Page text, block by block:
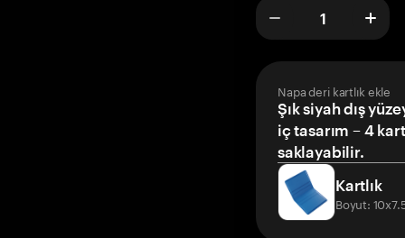
Napa deri kartlık ekle
Şık siyah dış
iç tasarım – 4
saklayabilir.
Kartlık
Boyut: